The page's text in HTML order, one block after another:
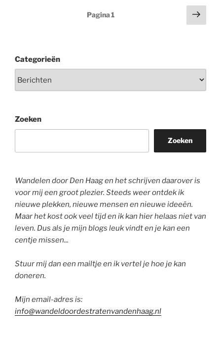
Pagina1
Categorieën
Zoeken
Zoeken
Wandelen door Den Haag en het schrijven daarover is
voor mij een groot plezier. Steeds weer ontdek ik
nieuwe plekken, nieuwe mensen en nieuwe ideeën.
Maar het kost ook veel tijd en ik kan hier helaas niet van
leven. Dus als je mijn blogs leuk vindt en je kan een
centje missen...
Stuur mij dan een mailtje en ik vertel je hoe je kan
doneren.
Mijn email-adres is:
info@wandeldoordestratenvandenhaag.nl